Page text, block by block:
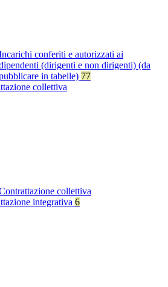
conferiti e autorizzati ai
(dirigenti e non dirigenti) (da
in tabelle) 77
collettiva
collettiva
integrativa 6